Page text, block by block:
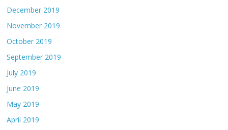
December 2019
November 2019
October 2019
September 2019
July 2019
June 2019
May 2019
April 2019